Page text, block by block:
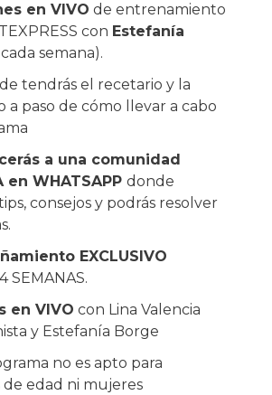
en VIVO de entrenamiento
con Estefanía
cada semana).
tendrás el recetario y la
a paso de cómo llevar a cabo
a una comunidad
en WHATSAPPdonde
consejos y podrás resolver
EXCLUSIVO
SEMANAS.
en VIVO con Lina Valencia
y Estefanía Borge
no es apto para
de edad ni mujeres